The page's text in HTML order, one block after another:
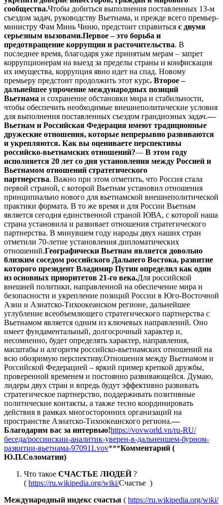
сообщества.Чтобы добиться выполнения поставленных 13-м
съездом задач, руководству Вьетнама, и прежде всего премьер-
министру Фам Минь Чиню, предстоит справиться с двумя
серьезным вызовами.Первое – это борьба и
предотвращение коррупции и расточительства. В
последнее время, благодаря уже принятым мерам – запрет
коррупционерам на выезд за пределы страны и конфискация
их имущества, коррупция явно идет на спад. Новому
премьеру предстоит продолжить этот курс. Второе –
дальнейшее упрочение международных позиций
Вьетнама и сохранение обстановки мира и стабильности,
чтобы обеспечить необходимые внешнеполитические условия
для выполнения поставленных съездом грандиозных задач.—
Вьетнам и Российская Федерация имеют традиционные
дружеские отношения, которые непрерывно развиваются
и укрепляются. Как вы оцениваете перспективы
российско-вьетнамских отношений?— В этом году
исполняется 20 лет со дня установления между Россией и
Вьетнамом отношений стратегического
партнерства. Важно при этом отметить, что Россия стала
первой страной, с которой Вьетнам установил отношения
принципиально нового для вьетнамской внешнеполитической
практики формата. В то же время и для России Вьетнам
является сегодня единственной страной ЮВА, с которой наша
страна установила и развивает отношения стратегического
партнерства. В минувшем году народы двух наших стран
отметили 70-летие установления дипломатических
отношений.Географически Вьетнам является довольно
близким соседом российского Дальнего Востока, развитие
которого президент Владимир Путин определил как один
из основных приоритетов 21-го века.Для российской
внешней политики, направленной на обеспечение мира и
безопасности и укрепление позиций России в Юго-Восточной
Азии и Азиатско-Тихоокеанском регионе, дальнейшее
углубление всеобъемлющего стратегического партнерства с
Вьетнамом является одним из ключевых направлений. Оно
имеет фундаментальный, долгосрочный характер и,
несомненно, будет определять характер, направления,
масштабы и алгоритм российско-вьетнамских отношений на
всю обозримую перспективу.Отношения между Вьетнамом и
Российской Федерацией – яркий пример крепкой дружбы,
проверенной временем и постоянно развивающейся. Думаю,
лидеры двух стран и впредь будут эффективно развивать
стратегическое партнерство, поддерживать позитивные
политические контакты, а также тесно координировать
действия в рамках многосторонних организаций на
пространстве Азиатско-Тихоокеанского региона.—
Благодарим вас за интервью!https://vovworld.vn/ru-RU/
беседа/россиискии-аналитик-уверен-в-дальнеишем-бурном-
развитии-вьетнама-970911.vov***Комментарий (
Ю.П.Соломатин)
Что такое СЧАСТЬЕ ЛЮДЕЙ?
( https://ru.wikipedia.org/wiki/Счастье )
Международный индекс счастья ( https://ru.wikipedia.org/wiki/